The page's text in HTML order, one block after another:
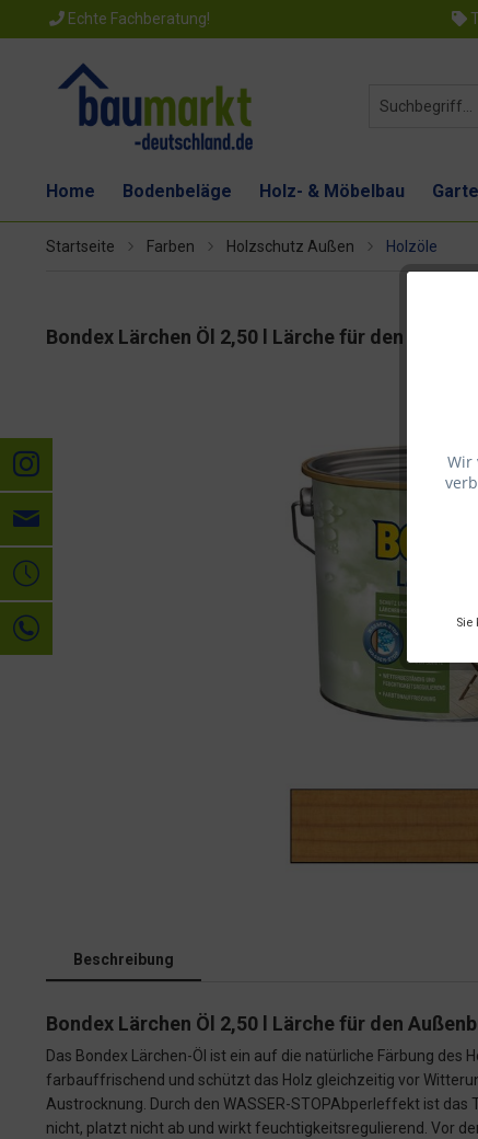
Echte Fachberatung!
Home Bodenbeläge Holz- & Möbelbau
Wir
Startseite Farben Holzschutz Außen Holzöle
Bondex Lärchen Öl 2,50 l Lärche für den
Beschreibung
Bondex Lärchen Öl 2,50 l Lärche für den
Das Bondex Lärchen-Öl ist ein auf die natürliche Färbung
farbauffrischend und schützt das Holz gleichzeitig vor
Austrocknung. Durch den WASSER-STOPAbperleffekt ist
nicht, platzt nicht ab und wirkt feuchtigkeitsregulierend. Vor